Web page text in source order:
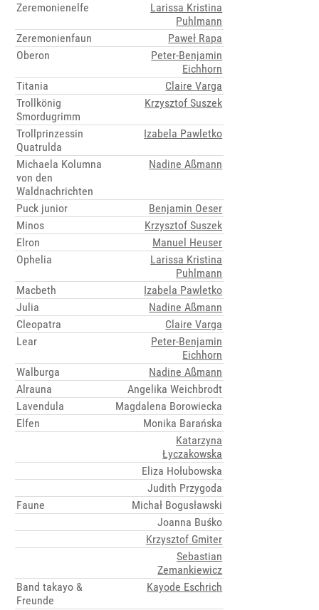
Zeremonienelfe
Larissa Kristina
Puhlmann
Zeremonienfaun
Paweł Rapa
Oberon
Peter-Benjamin
Eichhorn
Titania
Claire Varga
Trollkönig
Smordugrimm
Krzysztof Suszek
Trollprinzessin
Quatrulda
Izabela Pawletko
Michaela Kolumna
von den
Waldnachrichten
Nadine Aßmann
Puck junior
Benjamin Oeser
Minos
Krzysztof Suszek
Elron
Manuel Heuser
Ophelia
Larissa Kristina
Puhlmann
Macbeth
Izabela Pawletko
Julia
Nadine Aßmann
Cleopatra
Claire Varga
Lear
Peter-Benjamin
Eichhorn
Walburga
Nadine Aßmann
Alrauna
Angelika Weichbrodt
Lavendula
Magdalena Borowiecka
Elfen
Monika Barańska
Katarzyna
Łyczakowska
Eliza Hołubowska
Judith Przygoda
Faune
Michał Bogusławski
Joanna Buśko
Krzysztof Gmiter
Sebastian
Zemankiewicz
Band takayo &
Freunde
Kayode Eschrich